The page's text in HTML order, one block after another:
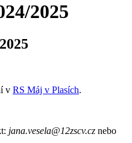
2025
v RS Máj v Plasích.
jana.vesela@12zscv.cz nebo